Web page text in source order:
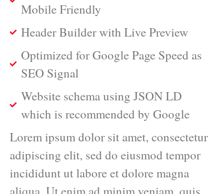
Mobile Friendly
Header Builder with Live Preview
Optimized for Google Page Speed as
SEO Signal
Website schema using JSON LD
which is recommended by Google
Lorem ipsum dolor sit amet, consectetur
adipiscing elit, sed do eiusmod tempor
incididunt ut labore et dolore magna